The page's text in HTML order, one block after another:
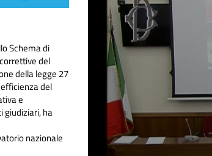
Schema di
del
della legge 27
del
e
giudiziari, ha
nazionale